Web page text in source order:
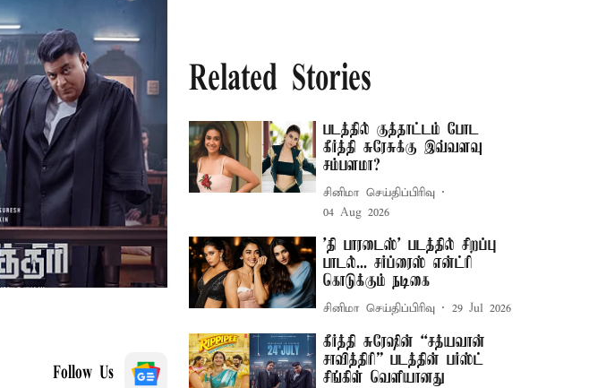
Follow Us
Related Stories
படத்தில் குத்தாட்டம் போட
கீர்த்தி சுரேசுக்கு இவ்வளவு
சம்பளமா?
சினிமா செய்திப்பிரிவு
04 Aug 2026
'தி பாரடைஸ்' படத்தில் சிறப்பு
பாடல்... சர்ப்ரைஸ் என்ட்ரி
கொடுக்கும் நடிகை
சினிமா செய்திப்பிரிவு 29 Jul 2026
கீர்த்தி சுரேஷின் “சத்யவான்
சாவித்திரி” படத்தின் பர்ஸ்ட்
சிங்கிள் வெளியானது